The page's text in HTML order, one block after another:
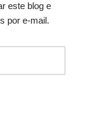
este blog e
por e-mail.